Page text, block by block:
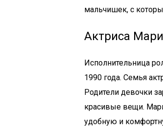
мальчишек, с
Актриса
Исполнительница
1990 года. Семья
Родители девочки
красивые вещи.
удобную и